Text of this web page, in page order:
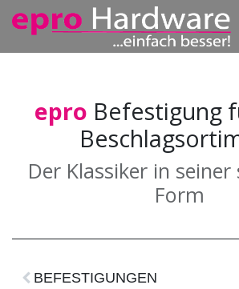
epro Befestigung
Der Klassiker in
Form
BEFESTIGUNGEN